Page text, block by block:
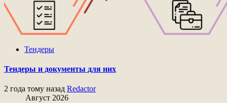
Тендеры
Тендеры и документы для них
2 года тому назад Redactor
Август 2026